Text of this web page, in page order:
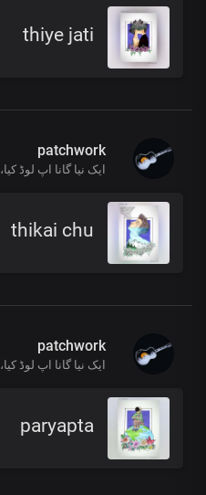
thiye jati
patchwork
ایک نیا گانا اپ لوڈ کیا،
thikai chu
patchwork
ایک نیا گانا اپ لوڈ کیا،
paryapta